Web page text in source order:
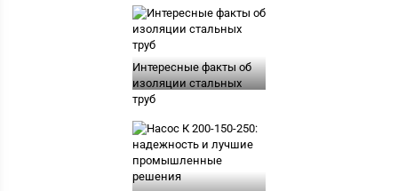
Интересные факты об
изоляции стальных
труб